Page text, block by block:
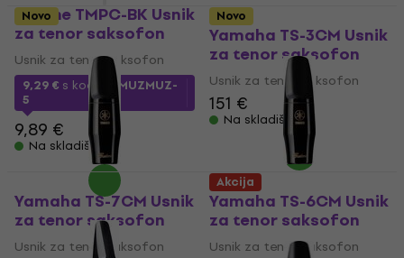
Latone TMPC-BK Usnik
za tenor saksofon
Usnik za tenor saksofon
9,29 € s kodomMUZMUZ-
5
9,89 €
Na skladištu
Yamaha TS-3CM Usnik
za tenor saksofon
Usnik za tenor saksofon
151 €
Na skladištu
Novo
Yamaha TS-7CM Usnik
za tenor saksofon
Usnik za tenor saksofon
Novo
Yamaha TS-6CM Usnik
za tenor saksofon
Usnik za tenor saksofon
Akcija